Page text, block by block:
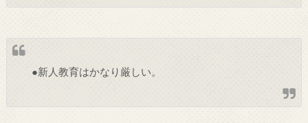
●新人教育はかなり厳しい。